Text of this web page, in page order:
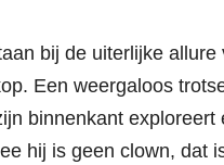
bij de uiterlijke
Een weergaloos
binnenkant
hij is geen clown, dat